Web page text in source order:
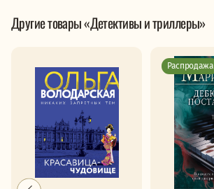
Другие товары «Детективы и триллеры»
Распродажа